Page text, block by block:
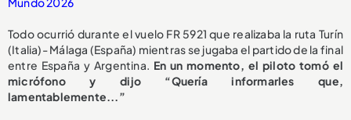
Todo ocurrió durante el vuelo FR 5921 que realizaba la ruta Turín
(Italia)- Málaga (España) mientras se jugaba el partido de la final
entre España y Argentina. En un momento, el piloto tomó el
micrófono y dijo “Quería informarles que,
lamentablemente...”